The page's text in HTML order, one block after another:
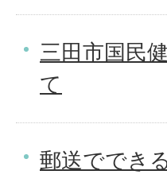
三田市国民
て
郵送ででき